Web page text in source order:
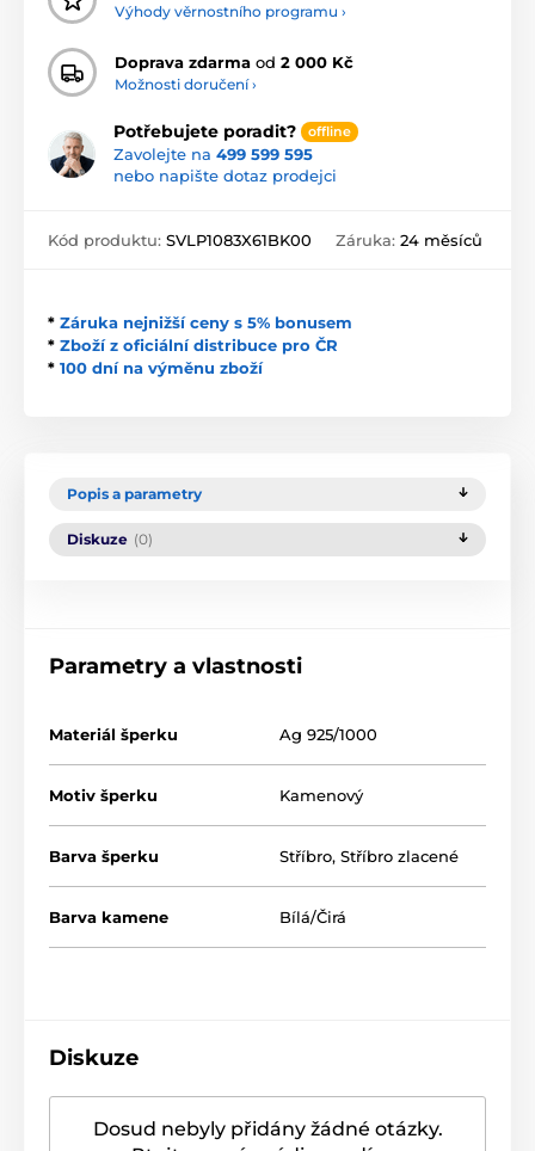
Výhody věrnostního programu ›
Doprava zdarma od 2 000 Kč
Možnosti doručení ›
Potřebujete poradit? offline
Zavolejte na 499 599 595
nebo napište dotaz prodejci
Kód produktu: SVLP1083X61BK00 Záruka: 24 měsíců
* Záruka nejnižší ceny s 5% bonusem
* Zboží z oficiální distribuce pro ČR
* 100 dní na výměnu zboží
Popis a parametry
Diskuze (0)
Parametry a vlastnosti
Materiál šperku Ag 925/1000
Motiv šperku Kamenový
Barva šperku Stříbro, Stříbro zlacené
Barva kamene Bílá/Čirá
Diskuze
Dosud nebyly přidány žádné otázky.